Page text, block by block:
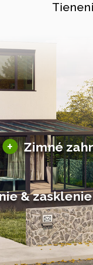
+ Zimné
Sezónne zimné
Hliníkové zimné
Posuvné zimné
Solárne zimné
& zasklenie